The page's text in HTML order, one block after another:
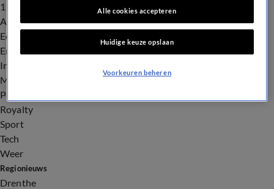
112
Advies & Tips
Economie
Entertainment
Infrastructuur
Milieu en Gezondheid
Politiek
Royalty
Sport
Tech
Weer
Regionieuws
Drenthe
Alle cookies accepteren
Huidige keuze opslaan
Voorkeuren beheren